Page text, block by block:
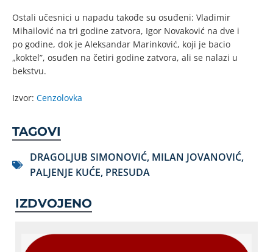
Ostali učesnici u napadu takođe su osuđeni: Vladimir
Mihailović na tri godine zatvora, Igor Novaković na dve i
po godine, dok je Aleksandar Marinković, koji je bacio
„koktel”, osuđen na četiri godine zatvora, ali se nalazi u
bekstvu.
Izvor: Cenzolovka
TAGOVI
DRAGOLJUB SIMONOVIĆ, MILAN JOVANOVIĆ,
PALJENJE KUĆE, PRESUDA
IZDVOJENO